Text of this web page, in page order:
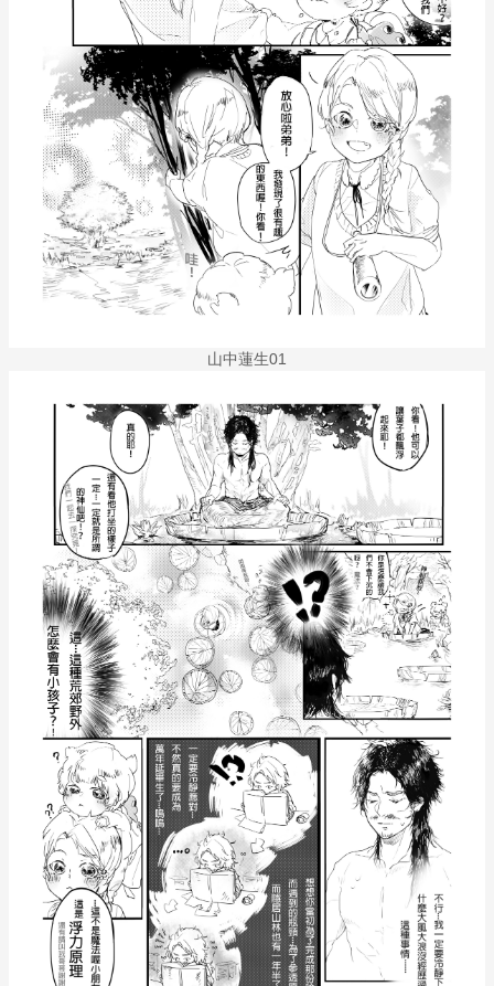
山中蓮生01